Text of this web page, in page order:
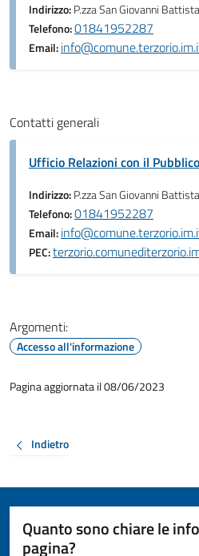
Indirizzo:P.zza San Giovanni
Telefono:01841952287
Email:
Contatti generali
Ufficio Relazioni con il
Indirizzo:P.zza San Giovanni
Telefono:01841952287
Email:
PEC:
Argomenti:
Accesso all'informazione
Pagina aggiornata il 08/06/2023
Indietro
Quanto sono chiare le
pagina?